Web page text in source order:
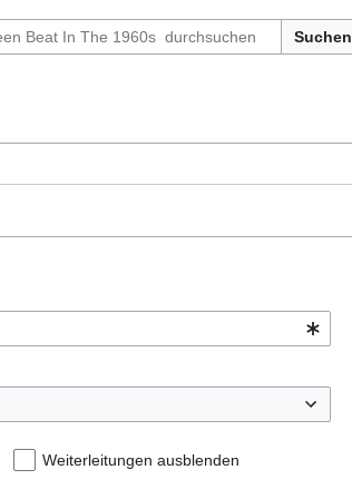
Suchen
Weiterleitungen ausblenden